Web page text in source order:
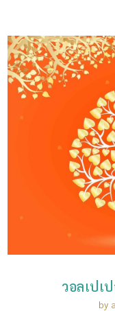
วอลเปเ
by